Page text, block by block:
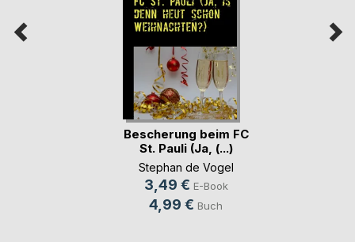
Bescherung beim FC
St. Pauli (Ja, (...)
Stephan de Vogel
3,49 € E-Book
4,99 € Buch